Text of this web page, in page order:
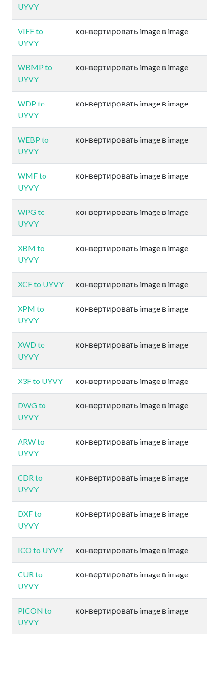
UYVY
VIFF to
UYVY
конвертировать image в image
WBMP to
UYVY
конвертировать image в image
WDP to
UYVY
конвертировать image в image
WEBP to
UYVY
конвертировать image в image
WMF to
UYVY
конвертировать image в image
WPG to
UYVY
конвертировать image в image
XBM to
UYVY
конвертировать image в image
XCF to UYVY конвертировать image в image
XPM to
UYVY
конвертировать image в image
XWD to
UYVY
конвертировать image в image
X3F to UYVY конвертировать image в image
DWG to
UYVY
конвертировать image в image
ARW to
UYVY
конвертировать image в image
CDR to
UYVY
конвертировать image в image
DXF to
UYVY
конвертировать image в image
ICO to UYVY конвертировать image в image
CUR to
UYVY
конвертировать image в image
PICON to
UYVY
конвертировать image в image